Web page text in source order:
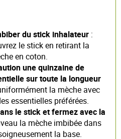
du stick inhalateur :
le stick en retirant la
en coton.
une quinzaine de
sur toute la longueur
la mèche avec
essentielles préférées.
le stick et fermez avec la
la mèche imbibée dans
la base.